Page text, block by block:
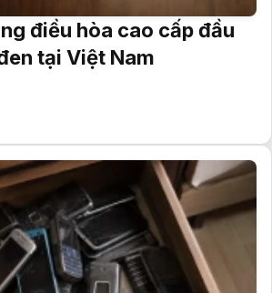
điều hòa cao cấp đầu
tại Việt Nam